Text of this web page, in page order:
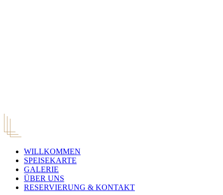
WILLKOMMEN
SPEISEKARTE
GALERIE
ÜBER UNS
RESERVIERUNG & KONTAKT